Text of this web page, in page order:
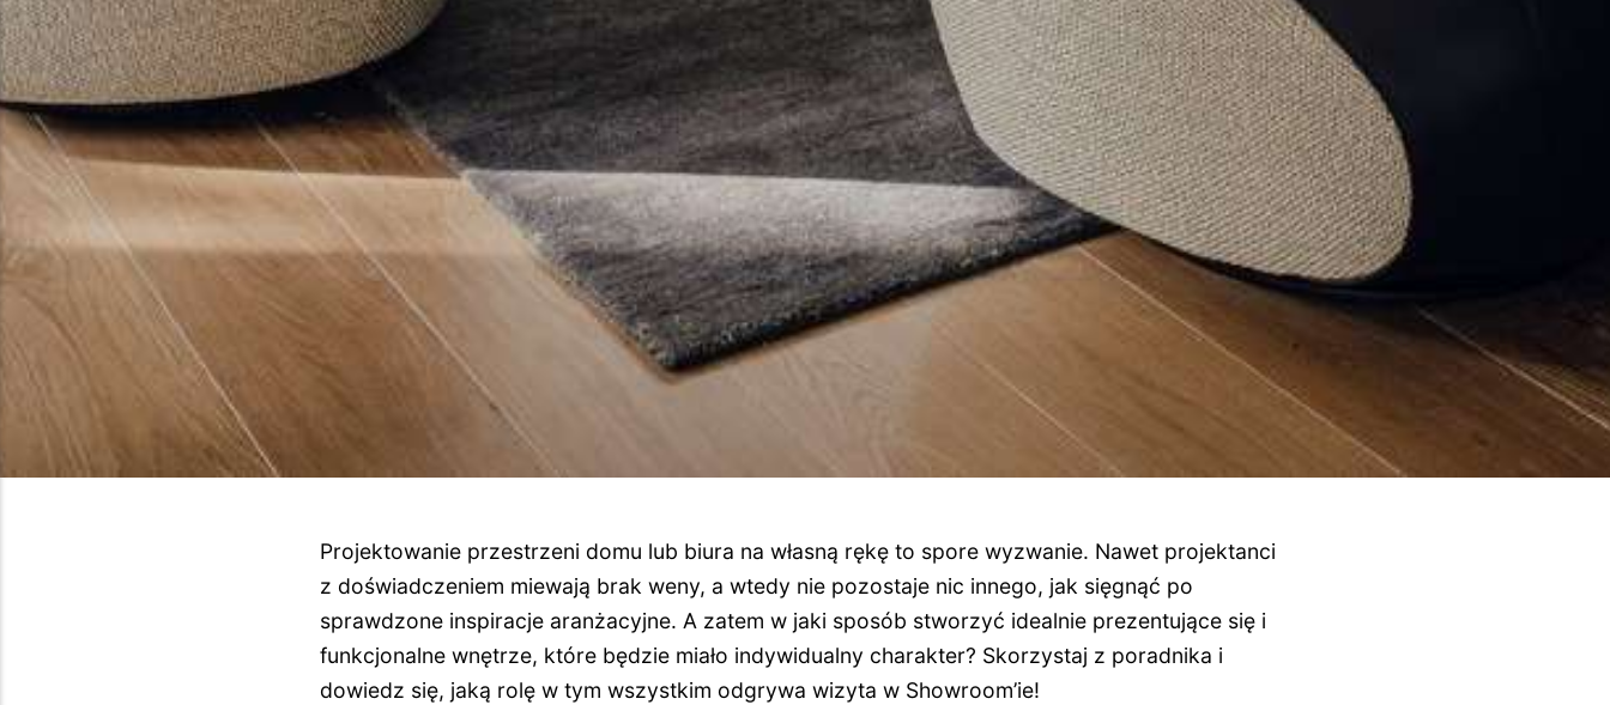
Projektowanie przestrzeni domu lub biura na własną rękę to spore wyzwanie. Nawet projektanci
z doświadczeniem miewają brak weny, a wtedy nie pozostaje nic innego, jak sięgnąć po
sprawdzone inspiracje aranżacyjne. A zatem w jaki sposób stworzyć idealnie prezentujące się i
funkcjonalne wnętrze, które będzie miało indywidualny charakter? Skorzystaj z poradnika i
dowiedz się, jaką rolę w tym wszystkim odgrywa wizyta w Showroom’ie!